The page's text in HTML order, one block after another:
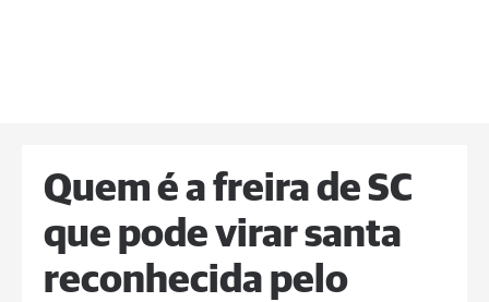
Quem é a freira de SC
que pode virar santa
reconhecida pelo